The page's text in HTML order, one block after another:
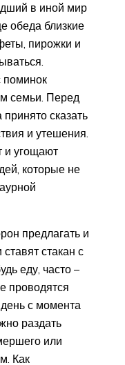
в иной мир
обеда близкие
пирожки и
поминок
семьи. Перед
сказать
и утешения.
и угощают
которые не
предлагать и
стакан с
еду, часто –
проводятся
с момента
раздать
или
Как